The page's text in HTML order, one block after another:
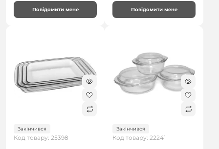
Повідомити мене Повідомити мене
Закінчився
Код товару: 25398
Закінчився
Код товару: 22241